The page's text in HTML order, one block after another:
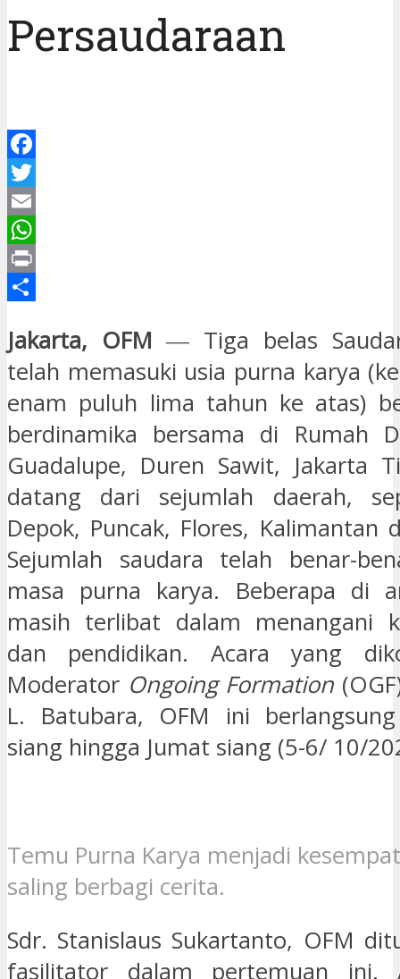
Persaudaraan
Facebook
Twitter
Email
WhatsApp
Print
Jakarta, OFM ― Tiga belas
telah memasuki usia purna karya
enam puluh lima tahun ke atas)
berdinamika bersama di Rumah
Guadalupe, Duren Sawit, Jakarta
datang dari sejumlah daerah,
Depok, Puncak, Flores, Kalimantan
Sejumlah saudara telah benar-
masa purna karya. Beberapa di
masih terlibat dalam menangani
dan pendidikan. Acara yang
Moderator Ongoing Formation
L. Batubara, OFM ini
siang hingga Jumat siang (5-6/ 10/
Temu Purna Karya menjadi
saling berbagi cerita.
Sdr. Stanislaus Sukartanto, OFM
fasilitator dalam pertemuan ini.